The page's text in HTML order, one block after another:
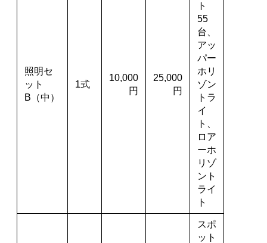
照明セ
ット
B（中）
1式
10,000
円
25,000
円
ト
55
台、
アッ
パー
ホリ
ゾン
トラ
イ
ト、
ロア
ーホ
リゾ
ント
ライ
ト
スポ
ット